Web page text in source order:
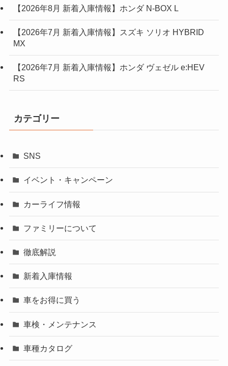
【2026年8月 新着入庫情報】ホンダ N-BOX L
【2026年7月 新着入庫情報】スズキ ソリオ HYBRID
MX
【2026年7月 新着入庫情報】ホンダ ヴェゼル e:HEV
RS
カテゴリー
SNS
イベント・キャンペーン
カーライフ情報
ファミリーについて
徹底解説
新着入庫情報
車をお得に買う
車検・メンテナンス
車種カタログ